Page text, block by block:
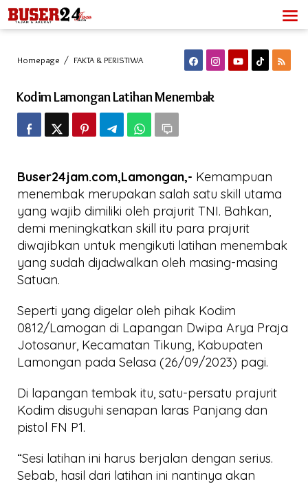
Lewati
ke
konten
Homepage / FAKTA & PERISTIWAKodim
Lamongan
Menembak
Kodim Lamongan Latihan Menembak
Buser24jam.com,Lamongan,- Kemampuan
menembak merupakan salah satu skill utama
yang wajib dimiliki oleh prajurit TNI. Bahkan,
demi meningkatkan skill itu para prajurit
diwajibkan untuk mengikuti latihan menembak
yang sudah dijadwalkan oleh masing-masing
Satuan.
Seperti yang digelar oleh pihak Kodim
0812/Lamogan di Lapangan Dwipa Arya Praja
Jotosanur, Kecamatan Tikung, Kabupaten
Lamongan pada Selasa (26/09/2023) pagi.
Di lapangan tembak itu, satu-persatu prajurit
Kodim disuguhi senapan laras Panjang dan
pistol FN P1.
“Sesi latihan ini harus berjalan dengan serius.
Sebab, hasil dari latihan ini nantinya akan